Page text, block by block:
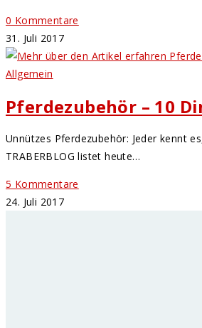
0 Kommentare
31. Juli 2017
Allgemein
Pferdezubehör – 10
Unnützes Pferdezubehör: Jeder kennt
TRABERBLOG listet heute…
5 Kommentare
24. Juli 2017